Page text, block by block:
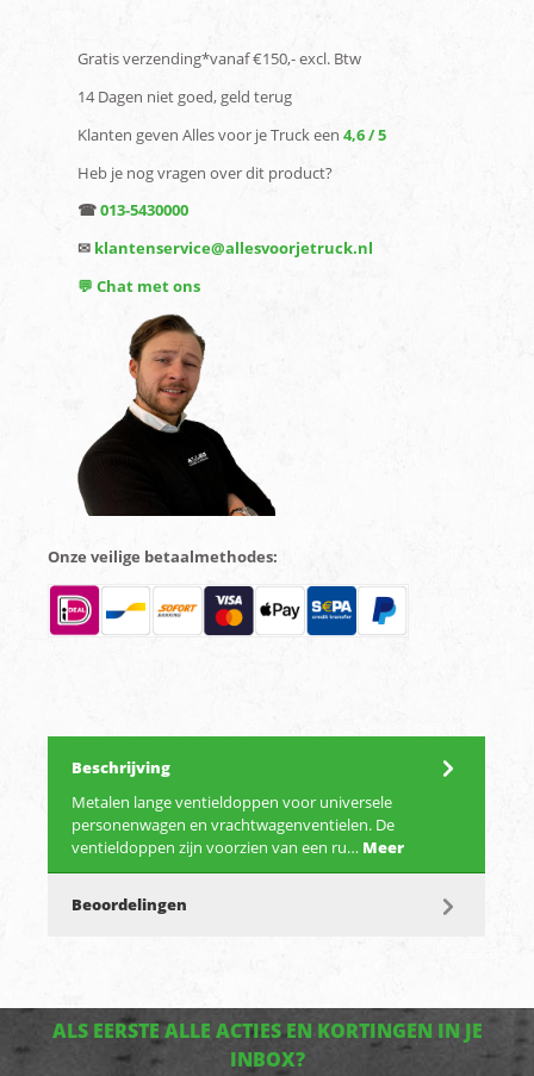
Gratis verzending*vanaf €150,- excl. Btw
14 Dagen niet goed, geld terug
Klanten geven Alles voor je Truck een 4,6 / 5
Heb je nog vragen over dit product?
☎013-5430000
✉ klantenservice@allesvoorjetruck.nl
💬 Chat met ons
Onze veilige betaalmethodes:
Beschrijving
Metalen lange ventieldoppen voor universele
personenwagen en vrachtwagenventielen. De
ventieldoppen zijn voorzien van een ru… Meer
Beoordelingen
ALS EERSTE ALLE ACTIES EN KORTINGEN IN JE
INBOX?